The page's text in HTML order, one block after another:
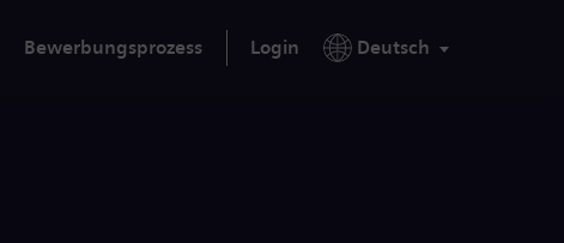
Bewerbungsprozess Login Deutsch